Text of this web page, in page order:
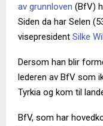
av grunnloven (BfV)
Siden da har Selen
visepresident Silke
Dersom han blir
lederen av BfV som
Tyrkia og kom til
BfV, som har